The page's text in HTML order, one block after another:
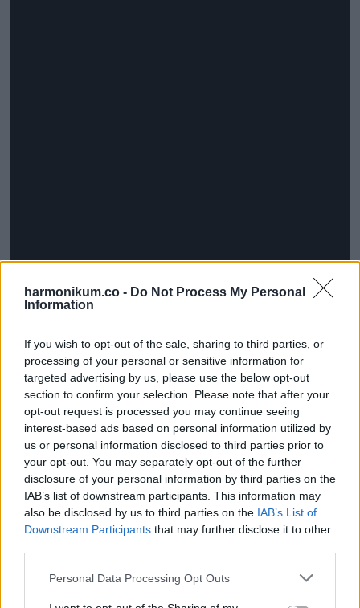
harmonikum.co - Do Not Process My Personal
Information
If you wish to opt-out of the sale, sharing to third parties, or
processing of your personal or sensitive information for
targeted advertising by us, please use the below opt-out
section to confirm your selection. Please note that after your
opt-out request is processed you may continue seeing
interest-based ads based on personal information utilized by
us or personal information disclosed to third parties prior to
your opt-out. You may separately opt-out of the further
disclosure of your personal information by third parties on the
IAB’s list of downstream participants. This information may
also be disclosed by us to third parties on the IAB’s List of
Downstream Participants that may further disclose it to other
Please note that this website/app uses one or more Google
Personal Data Processing Opt Outs
Majd így folytatta: „Mindig azt mondom nekik, hogy nem az
számít, hol kezded, hanem az, hogyan fejezed be”.
Ez az inspiráló történet csak azt mutatja, hogy soha nem
vagy túl öreg valamihez, és bármit elérhetsz, amit csak
elhatározol! Ezt a leckét érdemes ezerszer is megismételni.